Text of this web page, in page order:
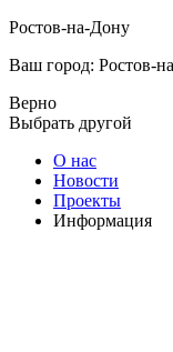
Ростов-на-Дону
Ваш город: Ростов-
Верно
Выбрать другой
О нас
Новости
Проекты
Информация